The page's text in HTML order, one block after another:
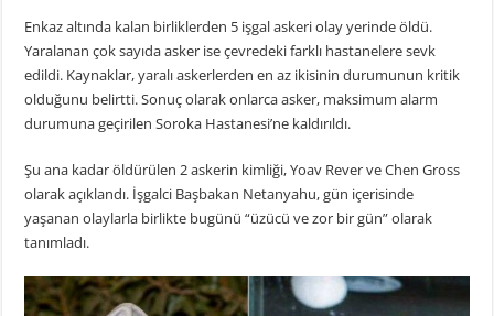
Enkaz altında kalan birliklerden 5 işgal askeri olay yerinde öldü.
Yaralanan çok sayıda asker ise çevredeki farklı hastanelere sevk
edildi. Kaynaklar, yaralı askerlerden en az ikisinin durumunun kritik
olduğunu belirtti. Sonuç olarak onlarca asker, maksimum alarm
durumuna geçirilen Soroka Hastanesi’ne kaldırıldı.
Şu ana kadar öldürülen 2 askerin kimliği, Yoav Rever ve Chen Gross
olarak açıklandı. İşgalci Başbakan Netanyahu, gün içerisinde
yaşanan olaylarla birlikte bugünü “üzücü ve zor bir gün” olarak
tanımladı.